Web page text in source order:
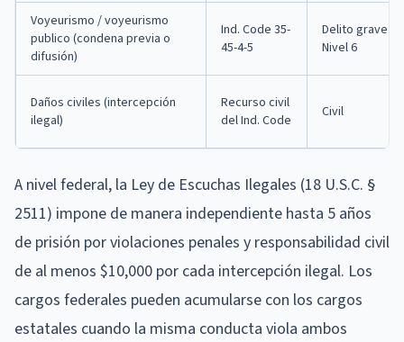
Voyeurismo / voyeurismo
publico (condena previa o
difusión)
Ind. Code 35-
45-4-5
Delito grave
Nivel 6
Daños civiles (intercepción
ilegal)
Recurso civil
del Ind. Code
Civil
A nivel federal, la Ley de Escuchas Ilegales (18 U.S.C. §
2511) impone de manera independiente hasta 5 años
de prisión por violaciones penales y responsabilidad civil
de al menos $10,000 por cada intercepción ilegal. Los
cargos federales pueden acumularse con los cargos
estatales cuando la misma conducta viola ambos